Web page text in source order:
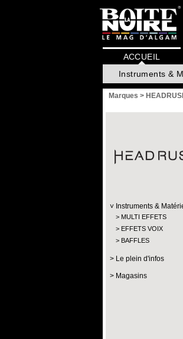
ACCUEIL
Instruments &
Marques >
Instruments &
MULTI EFFETS
EFFETS VOIX
BAFFLES
Le plein d'infos
Magasins